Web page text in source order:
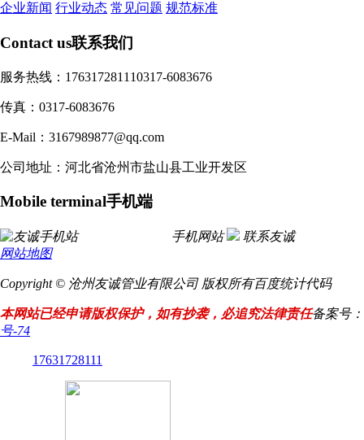
企业新闻 行业动态 常见问题 规范标准
Contact us联系我们
服务热线：176317281110317-6083676
传真：0317-6083676
E-Mail：3167989877@qq.com
公司地址：河北省沧州市盐山县工业开发区
Mobile terminal手机端
手机网站
联系友诚
网站地图
Copyright © 沧州友诚管业有限公司 版权所有百度统计代码
本网站已经申请版权保护，如有抄袭，必追究法律责任备案号：
号-74
17631728111